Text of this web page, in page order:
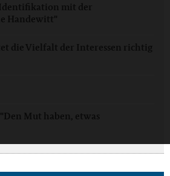
mit der
Handewitt"
die Vielfalt der Interessen richtig
Mut haben, etwas